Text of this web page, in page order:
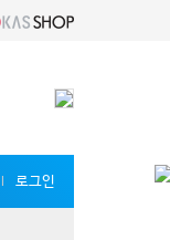
l 로그인